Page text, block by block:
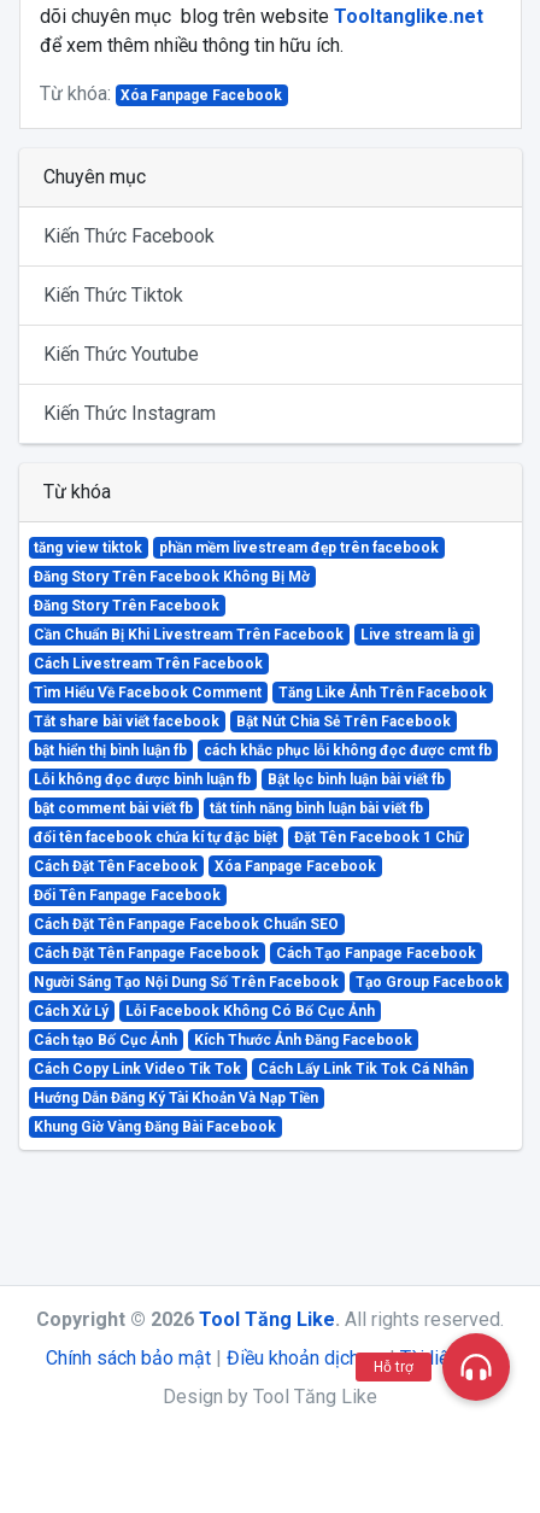
dõi chuyên mục blog trên website Tooltanglike.net
để xem thêm nhiều thông tin hữu ích.
Từ khóa: Xóa Fanpage Facebook
Chuyên mục
Kiến Thức Facebook
Kiến Thức Tiktok
Kiến Thức Youtube
Kiến Thức Instagram
Từ khóa
tăng view tiktok
phần mềm livestream đẹp trên facebook
Đăng Story Trên Facebook Không Bị Mờ
Đăng Story Trên Facebook
Cần Chuẩn Bị Khi Livestream Trên Facebook
Live stream là gì
Cách Livestream Trên Facebook
Tìm Hiểu Về Facebook Comment
Tăng Like Ảnh Trên Facebook
Tắt share bài viết facebook
Bật Nút Chia Sẻ Trên Facebook
bật hiển thị bình luận fb
cách khắc phục lỗi không đọc được cmt fb
Lỗi không đọc được bình luận fb
Bật lọc bình luận bài viết fb
bật comment bài viết fb
tắt tính năng bình luận bài viết fb
đổi tên facebook chứa kí tự đặc biệt
Đặt Tên Facebook 1 Chữ
Cách Đặt Tên Facebook
Xóa Fanpage Facebook
Đổi Tên Fanpage Facebook
Cách Đặt Tên Fanpage Facebook Chuẩn SEO
Cách Đặt Tên Fanpage Facebook
Cách Tạo Fanpage Facebook
Người Sáng Tạo Nội Dung Số Trên Facebook
Tạo Group Facebook
Cách Xử Lý
Lỗi Facebook Không Có Bố Cục Ảnh
Cách tạo Bố Cục Ảnh
Kích Thước Ảnh Đăng Facebook
Cách Copy Link Video Tik Tok
Cách Lấy Link Tik Tok Cá Nhân
Hướng Dẫn Đăng Ký Tài Khoản Và Nạp Tiền
Khung Giờ Vàng Đăng Bài Facebook
Copyright © 2026 Tool Tăng Like. All rights reserved.
Chính sách bảo mật | Điều khoản dịch vụ|Tài liệu API
Design by Tool Tăng Like
Hỗ trợ